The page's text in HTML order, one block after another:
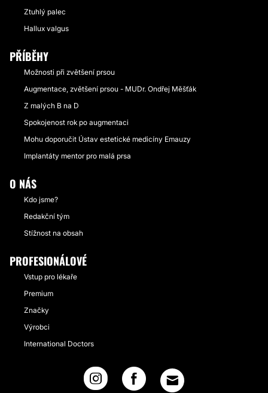
Ztuhlý palec
Hallux valgus
PŘÍBĚHY
Možnosti při zvětšení prsou
Augmentace, zvětšení prsou - MUDr. Ondřej Měšťák
Z malých B na D
Spokojenost rok po augmentaci
Mohu doporučit Ústav estetické medicíny Emauzy
Implantáty mentor pro malá prsa
O NÁS
Kdo jsme?
Redakční tým
Stížnost na obsah
PROFESIONÁLOVÉ
Vstup pro lékaře
Premium
Značky
Výrobci
International Doctors